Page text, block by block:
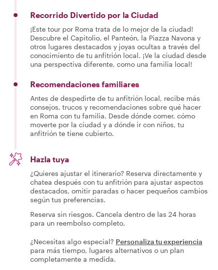
Recorrido Divertido por la Ciudad
¡Este tour por Roma trata de lo mejor de la ciudad!
Descubre el Capitolio, el Panteón, la Piazza Navona y
otros lugares destacados y joyas ocultas a través del
conocimiento de tu anfitrión local. ¡Ve la ciudad desde
una perspectiva diferente, como una familia local!
Recomendaciones familiares
Antes de despedirte de tu anfitrión local, recibe más
consejos, trucos y recomendaciones sobre qué hacer
en Roma con tu familia. Desde dónde comer, cómo
moverte por la ciudad y a dónde ir con niños, tu
anfitrión te tiene cubierto.
Hazla tuya
¿Quieres ajustar el itinerario? Reserva directamente y
chatea después con tu anfitrión para ajustar aspectos
destacados, omitir paradas o hacer pequeños cambios
según tus preferencias.
Reserva sin riesgos. Cancela dentro de las 24 horas
para un reembolso completo.
¿Necesitas algo especial? Personaliza tu experiencia
para más tiempo, lugares alternativos o un plan
completamente a medida.